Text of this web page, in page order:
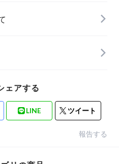
ェアする
LINE ツイート
報告する